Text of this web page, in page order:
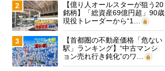
2
【億り人オールスターが狙う20
銘柄】「総資産69億円超」90歳
現役トレーダーから“1…
3
【首都圏の不動産価格「危ない
駅」ランキング】“中古マンシ
ョン売れ行き鈍化”のワ…